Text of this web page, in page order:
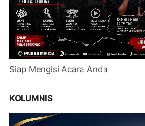
Siap Mengisi Acara Anda
KOLUMNIS